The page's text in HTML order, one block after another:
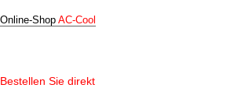
AC‑Cool
Bestellen Sie direkt